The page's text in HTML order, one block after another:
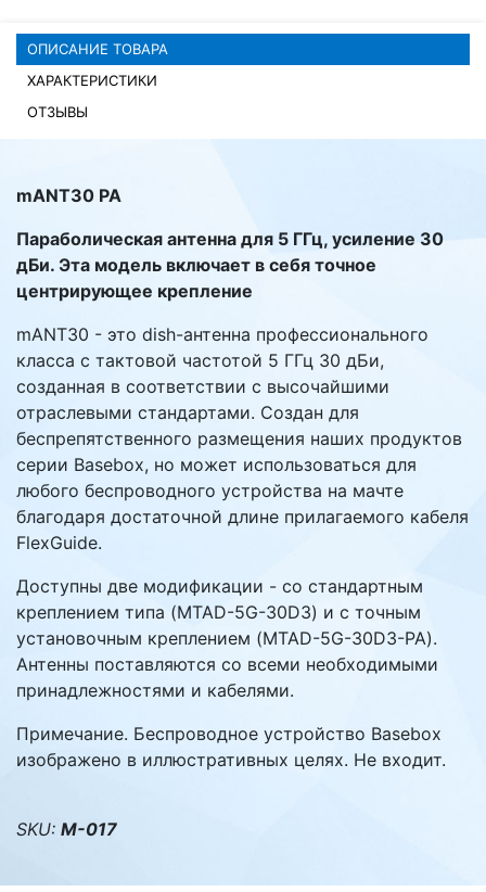
ОПИСАНИЕ ТОВАРА
ХАРАКТЕРИСТИКИ
ОТЗЫВЫ
mANT30 PA
Параболическая антенна для 5 ГГц, усиление 30
дБи. Эта модель включает в себя точное
центрирующее крепление
mANT30 - это dish-антенна профессионального
класса с тактовой частотой 5 ГГц 30 дБи,
созданная в соответствии с высочайшими
отраслевыми стандартами. Создан для
беспрепятственного размещения наших продуктов
серии Basebox, но может использоваться для
любого беспроводного устройства на мачте
благодаря достаточной длине прилагаемого кабеля
FlexGuide.
Доступны две модификации - со стандартным
креплением типа (MTAD-5G-30D3) и с точным
установочным креплением (MTAD-5G-30D3-PA).
Антенны поставляются со всеми необходимыми
принадлежностями и кабелями.
Примечание. Беспроводное устройство Basebox
изображено в иллюстративных целях. Не входит.
SKU: M-017